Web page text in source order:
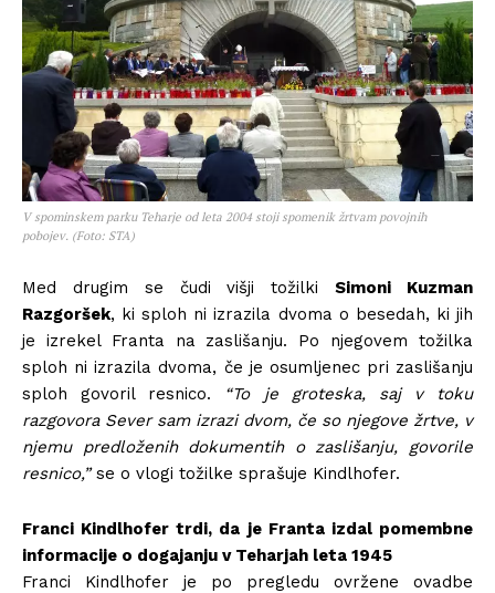
V spominskem parku Teharje od leta 2004 stoji spomenik žrtvam povojnih
pobojev. (Foto: STA)
Med drugim se čudi višji tožilkiSimoni Kuzman
Razgoršek, ki sploh ni izrazila dvoma o besedah, ki jih
je izrekel Franta na zaslišanju. Po njegovem tožilka
sploh ni izrazila dvoma, če je osumljenec pri zaslišanju
sploh govoril resnico. “To je groteska, saj v toku
razgovora Sever sam izrazi dvom, če so njegove žrtve, v
njemu predloženih dokumentih o zaslišanju, govorile
resnico,”se o vlogi tožilke sprašuje Kindlhofer.
Franci Kindlhofer trdi, da je Franta izdal pomembne
informacije o dogajanju v Teharjah leta 1945
Franci Kindlhofer je po pregledu ovržene ovadbe